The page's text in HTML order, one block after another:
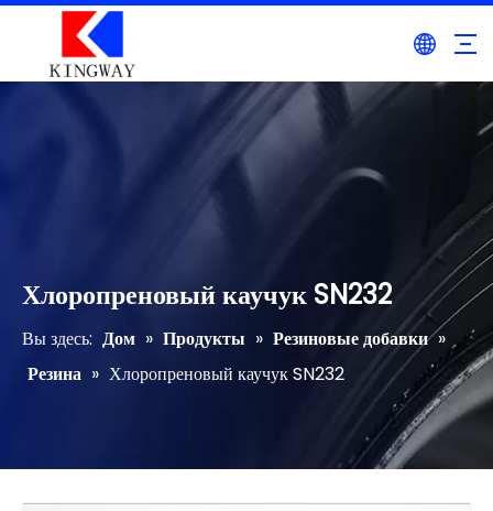
Хлоропреновый каучук SN232
Вы здесь: Дом » Продукты » Резиновые добавки »
Резина » Хлоропреновый каучук SN232